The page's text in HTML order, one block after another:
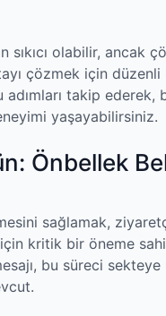
sıkıcı olabilir, ancak
çözmek için
takip ederek,
yaşayabilirsiniz.
Önbellek
sağlamak,
kritik bir öneme
bu süreci